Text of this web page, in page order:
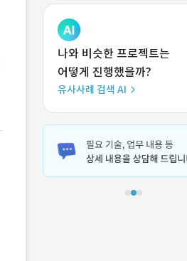
나와 비슷한 프로젝트는
어떻게 진행했을까?
유사사례 검색 AI